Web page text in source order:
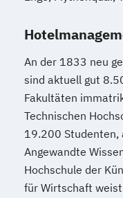
An der 1833 neu
sind aktuell gut
Fakultäten
Technischen
19.200 Studenten,
Angewandte
Hochschule der
für Wirtschaft